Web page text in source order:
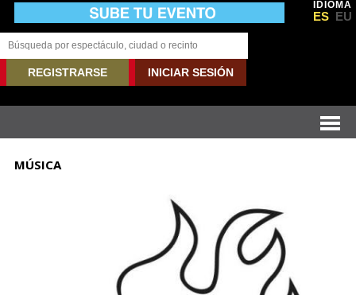
IDIOMA
ES EU
REGISTRARSE INICIAR SESIÓN
MÚSICA